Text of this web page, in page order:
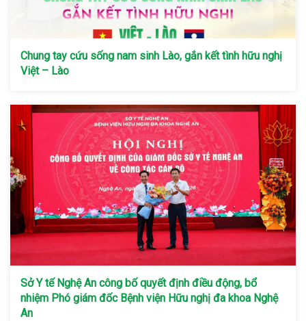
Chung tay cứu sống nam sinh Lào, gắn kết tình hữu nghị
Việt – Lào
Sở Y tế Nghệ An công bố quyết định điều động, bổ
nhiệm Phó giám đốc Bệnh viện Hữu nghị đa khoa Nghệ
An